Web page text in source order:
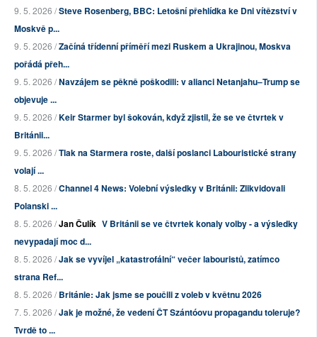
9. 5. 2026 /Steve Rosenberg, BBC: Letošní přehlídka ke Dni vítězství v
Moskvě p...
9. 5. 2026 /Začíná třídenní příměří mezi Ruskem a Ukrajinou, Moskva
pořádá přeh...
9. 5. 2026 /Navzájem se pěkně poškodili: v alianci Netanjahu–Trump se
objevuje ...
9. 5. 2026 /Keir Starmer byl šokován, když zjistil, že se ve čtvrtek v
Británii...
9. 5. 2026 /Tlak na Starmera roste, další poslanci Labouristické strany
volají ...
8. 5. 2026 /Channel 4 News: Volební výsledky v Británii: Zlikvidovali
Polanski ...
8. 5. 2026 /Jan Čulík V Británii se ve čtvrtek konaly volby - a výsledky
nevypadají moc d...
8. 5. 2026 /Jak se vyvíjel „katastrofální“ večer labouristů, zatímco
strana Ref...
8. 5. 2026 /Británie: Jak jsme se poučili z voleb v květnu 2026
7. 5. 2026 /Jak je možné, že vedení ČT Szántóovu propagandu toleruje?
Tvrdě to ...